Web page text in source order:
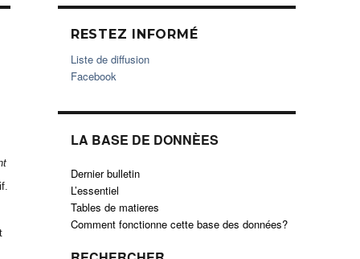
RESTEZ INFORMÉ
Liste de diffusion
Facebook
LA BASE DE DONNÈES
Dernier bulletin
L’essentiel
Tables de matieres
Comment fonctionne cette base des données?